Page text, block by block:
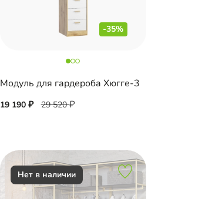
-35%
Модуль для гардероба Хюгге-3
19 190 29 520